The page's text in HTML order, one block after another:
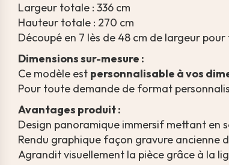
Largeur totale : 336 cm
Hauteur totale : 270 cm
Découpé en 7 lès de 48 cm de largeur
Dimensions sur-mesure :
Ce modèle est personnalisable à vos
Pour toute demande de format
Avantages produit :
Design panoramique immersif mettant en
Rendu graphique façon gravure ancienne
Agrandit visuellement la pièce grâce à la